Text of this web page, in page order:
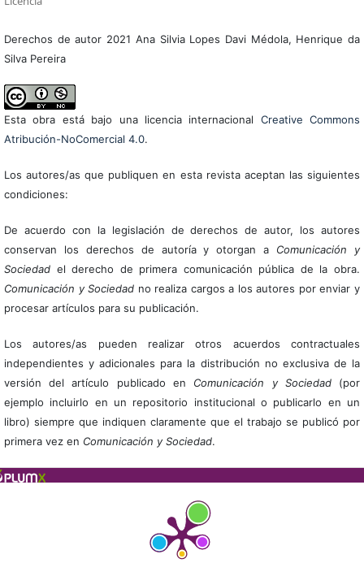
Derechos de autor 2021 Ana Silvia Lopes Davi Médola, Henrique da
Silva Pereira
Esta obra está bajo una licencia internacional Creative Commons
Atribución-NoComercial 4.0.
Los autores/as que publiquen en esta revista aceptan las siguientes
condiciones:
De acuerdo con la legislación de derechos de autor, los autores
conservan los derechos de autoría y otorgan a Comunicación y
Sociedadel derecho de primera comunicación pública de la obra.
Comunicación y Sociedad no realiza cargos a los autores por enviar y
procesar artículos para su publicación.
Los autores/as pueden realizar otros acuerdos contractuales
independientes y adicionales para la distribución no exclusiva de la
versión del artículo publicado en Comunicación y Sociedad(por
ejemplo incluirlo en un repositorio institucional o publicarlo en un
libro) siempre que indiquen claramente que el trabajo se publicó por
primera vez en Comunicación y Sociedad.